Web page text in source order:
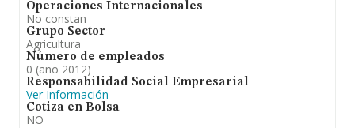
Operaciones Internacionales
No constan
Grupo Sector
Agricultura
Número de empleados
0 (año 2012)
Responsabilidad Social Empresarial
Ver Información
Cotiza en Bolsa
NO